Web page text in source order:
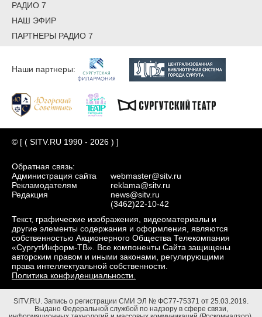
РАДИО 7
НАШ ЭФИР
ПАРТНЕРЫ РАДИО 7
Наши партнеры:
© [ ( SITV.RU 1990 - 2026 ) ]
Обратная связь:
Администрация сайта
Рекламодателям
Редакция
webmaster@sitv.ru
reklama@sitv.ru
news@sitv.ru
(3462)22-10-42
Текст, графические изображения, видеоматериалы и
другие элементы содержания и оформления, являются
собственностью Акционерного Общества Телекомпания
«СургутИнформ-ТВ». Все компоненты Сайта защищены
авторским правом и иными законами, регулирующими
права интеллектуальной собственности.
Политика конфиденциальности.
SITV.RU. Запись о регистрации СМИ ЭЛ № ФС77-75371 от 25.03.2019.
Выдано Федеральной службой по надзору в сфере связи,